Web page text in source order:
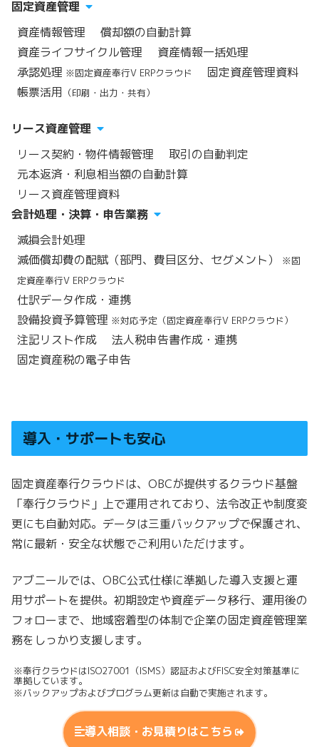
固定資産管理
資産情報管理
償却額の自動計算
資産ライフサイクル管理
資産情報一括処理
承認処理 ※固定資産奉行V ERPクラウド
固定資産管理資料
帳票活用 （印刷・出力・共有）
リース資産管理
リース契約・物件情報管理
取引の自動判定
元本返済・利息相当額の自動計算
リース資産管理資料
会計処理・決算・申告業務
減損会計処理
減価償却費の配賦（部門、費目区分、セグメント）
※固
定資産奉行V ERPクラウド
仕訳データ作成・連携
設備投資予算管理 ※対応予定（固定資産奉行V ERPクラウド）
注記リスト作成
法人税申告書作成・連携
固定資産税の電子申告
導入・サポートも安心
固定資産奉行クラウドは、OBCが提供するクラウド基盤
「奉行クラウド」上で運用されており、法令改正や制度変
更にも自動対応。データは三重バックアップで保護され、
常に最新・安全な状態でご利用いただけます。
アブニールでは、OBC公式仕様に準拠した導入支援と運
用サポートを提供。初期設定や資産データ移行、運用後の
フォローまで、地域密着型の体制で企業の固定資産管理業
務をしっかり支援します。
※奉行クラウドはISO27001（ISMS）認証およびFISC安全対策基準に
準拠しています。
※バックアップおよびプログラム更新は自動で実施されます。
導入相談・お見積りはこちら